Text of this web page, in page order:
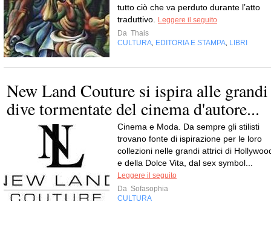
tutto ciò che va perduto durante l’atto
traduttivo.
Leggere il seguito
Da Thais
CULTURA EDITORIA E STAMPA LIBRI
New Land Couture si ispira alle grandi
dive tormentate del cinema d'autore...
Cinema e Moda. Da sempre gli stilisti
trovano fonte di ispirazione per le loro
collezioni nelle grandi attrici di
e della Dolce Vita, dal sex symbol...
Leggere il seguito
Da Sofasophia
CULTURA